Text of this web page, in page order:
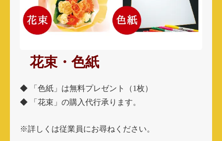
花束・色紙
◆ 「色紙」 は無料プレゼント（1枚）
◆
「花束」 の購入代行承ります。
※詳しくは従業員にお尋ねください。